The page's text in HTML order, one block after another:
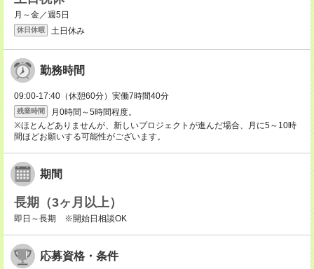
月～金／週5日
休日休暇 土日休み
勤務時間
09:00-17:40（休憩60分）実働7時間40分
残業時間
月0時間～5時間程度。
※ほとんどありませんが、新しいプロジェクトが進んだ場合、月に5～10時
間ほどお願いする可能性がございます。
期間
長期（3ヶ月以上）
即日～長期 ※開始日相談OK
応募資格・条件